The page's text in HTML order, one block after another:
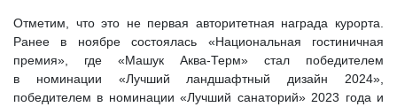
Отметим, что это не первая авторитетная награда курорта.
Ранее в ноябре состоялась «Национальная гостиничная
премия», где «Машук Аква-Терм» стал победителем
в номинации «Лучший ландшафтный дизайн 2024»,
победителем в номинации «Лучший санаторий» 2023 года и